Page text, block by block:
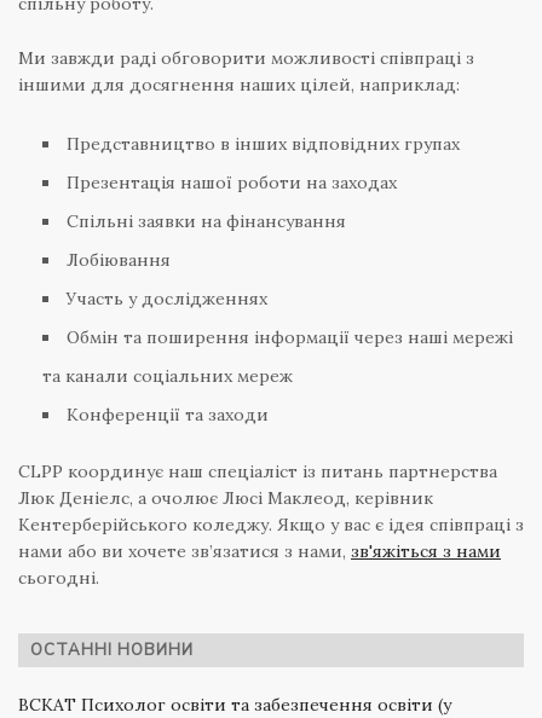
Ми завжди раді обговорити можливості співпраці з
іншими для досягнення наших цілей, наприклад:
Представництво в інших відповідних групах
Презентація нашої роботи на заходах
Спільні заявки на фінансування
Лобіювання
Участь у дослідженнях
Обмін та поширення інформації через наші мережі
та канали соціальних мереж
Конференції та заходи
CLPP координує наш спеціаліст із питань партнерства
Люк Деніелс, а очолює Люсі Маклеод, керівник
Кентерберійського коледжу. Якщо у вас є ідея співпраці з
нами або ви хочете зв’язатися з нами, зв'яжіться з нами
сьогодні.
ОСТАННІ НОВИНИ
ВСКАТ Психолог освіти та забезпечення освіти (у